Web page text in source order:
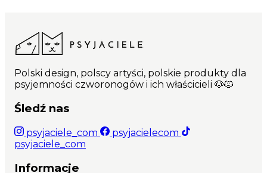
Polski design, polscy artyści, polskie produkty dla
psyjemności czworonogów i ich właścicieli 🐶🐱
Śledź nas
psyjaciele_com
psyjacielecom
psyjaciele_com
Informacje